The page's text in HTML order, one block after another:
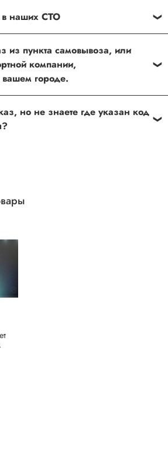
в наших СТО
из наших установочных
из пункта самовывоза, или
компании,
городе.
но не знаете где указан код